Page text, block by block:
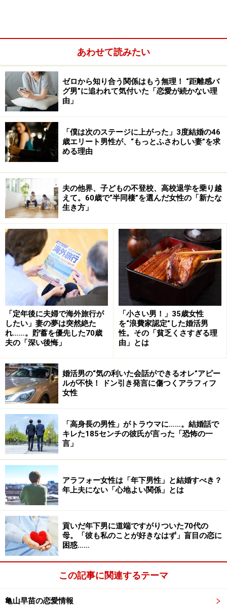
ところが5年前、夫の会社が同業他社と合併、夫の立場
が微妙になった。以前より肩書きが低くなり、給料も下
「いろんなことが一気に起こったんですよね。夫の母親
が入院して大手術をしたり、夫の弟が交通事故を起こし
たり。私の実家も、それまでやっていた商売が傾いたり
して。夫が大厄だったので、一緒にお祓いにまで行きま
した」
経済的にも不安が募り、リカコさんも働いたほうがいい
という状況になった。夫に家計をすべて知らせると、夫
は「オレも家事をやるよ」とつぶやいた。
「会社に勤めていれば一生安泰だと思っていたんでしょ
業主婦でのんびり生きていくわけにはいかなくなったの
で気持ちを改めてパートですが働き始めました」
リカコさんが始めたのは、実演販売の仕事。できるかど
うか不安があったが、一生懸命やっているうちに、「あ
なたから買いたかったのよ」と言われるようになった。
そうなるまでに2年かかったという。
「会社からもときどき特別ボーナスをもらったりしまし
た。目の前で成果が見える仕事って意外と楽しいと思う
ようになったころ、上司から食事に誘われたんです」
あくまでリカコさんの仕事に対する意見を聞きたいとい
うスタンスだったので、特に抵抗なく出かけた。
「それまで上司とは社内で事務的な話をするだけ。ふた
ても気さくで楽しかった」
あわせて読みたい
ゼロから知り合う関係はもう無理！ “距離感バ
グ男”に追われて気付いた「恋愛が続かない理
由」
「僕は次のステージに上がった」3度結婚の46
歳エリート男性が、“もっとふさわしい妻”を求
める理由
夫の他界、子どもの不登校、高校退学を乗り越
えて。60歳で“半同棲”を選んだ女性の「新たな
生き方」
「定年後に夫婦で海外旅行が
したい」妻の夢は突然絶た
れ……。貯蓄を優先した70歳
夫の「深い後悔」
「小さい男！」35歳女性
を“浪費家認定”した婚活男
性。その「貧乏くさすぎる理
由」とは
婚活男の“気の利いた会話ができるオレ”アピー
ルが不快！ ドン引き発言に傷つくアラフィフ
女性
「高身長の男性」がトラウマに……。結婚話で
キレた185センチの彼氏が言った「恐怖の一
言」
アラフォー女性は「年下男性」と結婚すべき？
年上夫にない「心地よい関係」とは
貢いだ年下男に道端ですがりついた70代の
母。「彼も私のことが好きなはず」盲目の恋に
困惑……
この記事に関連するテーマ
亀山早苗の恋愛情報